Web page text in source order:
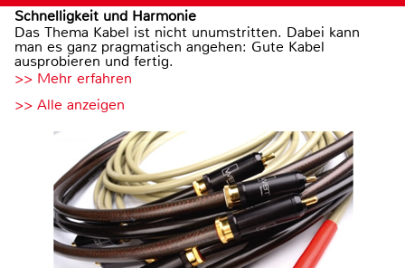
Schnelligkeit und Harmonie
Das Thema Kabel ist nicht unumstritten. Dabei kann
man es ganz pragmatisch angehen: Gute Kabel
ausprobieren und fertig.
>> Mehr erfahren
>> Alle anzeigen